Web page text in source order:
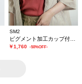
SM2
ピグメント加工カップ付タンクトップ
￥1,760 -50%OFF-